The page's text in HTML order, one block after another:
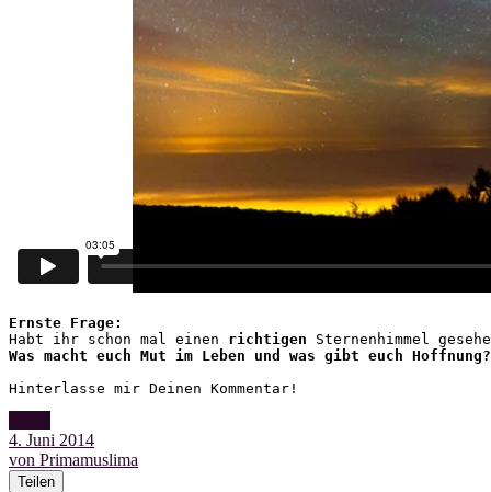
Habt ihr schon mal einen richtigen Sternenhimmel
Was macht euch Mut im Leben und was gibt euch Hoffnung?
Hinterlasse mir Deinen Kommentar!
4. Juni 2014
von Primamuslima
Teilen